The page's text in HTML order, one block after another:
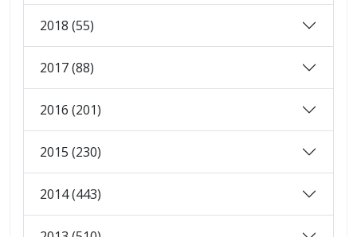
2018 (55)
2017 (88)
2016 (201)
2015 (230)
2014 (443)